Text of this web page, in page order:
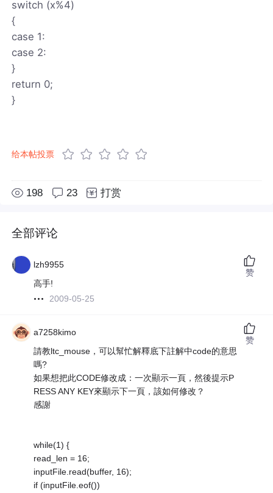
switch (x%4)
{
case 1:
case 2:
}
return 0;
}
给本帖投票
198 23 打赏
全部评论
lzh9955
高手!
2009-05-25
赞
a7258kimo
請教ltc_mouse，可以幫忙解釋底下註解中code的意思
嗎?
如果想把此CODE修改成：一次顯示一頁，然後提示P
RESS ANY KEY來顯示下一頁，該如何修改？
感謝
while(1) {
read_len = 16;
inputFile.read(buffer, 16);
if (inputFile.eof())
赞